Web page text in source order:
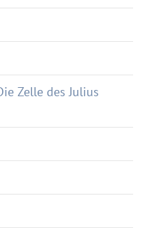
Zelle des Julius